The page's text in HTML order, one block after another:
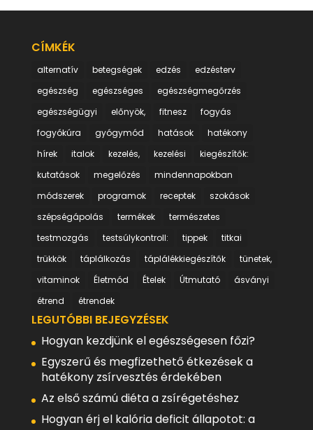
CÍMKÉK
alternatív betegségek edzés
edzésterv
egészség
egészséges
egészségmegőrzés
egészségügyi
előnyök, fitnesz
fogyás
fogyókúra
gyógymód hatások
hatékony
hírek
italok kezelés, kezelési
kiegészítők:
kutatások
megelőzés
mindennapokban
módszerek
programok receptek
szokások
szépségápolás
termékek
természetes
testmozgás
testsúlykontroll: tippek
titkai
trükkök
táplálkozás táplálékkiegészítők
tünetek,
vitaminok
Életmód Ételek Útmutató
ásványi
étrend
étrendek
LEGUTÓBBI BEJEGYZÉSEK
Hogyan kezdjünk el egészségesen főzi?
Egyszerű és megfizethető étkezések a
hatékony zsírvesztés érdekében
Az első számú diéta a zsírégetéshez
Hogyan érj el kalória deficit állapotot: a